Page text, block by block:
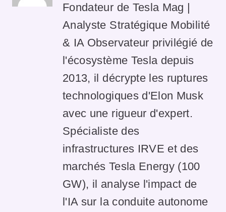
Fondateur de Tesla Mag |
Analyste Stratégique Mobilité
& IA Observateur privilégié de
l'écosystème Tesla depuis
2013, il décrypte les ruptures
technologiques d'Elon Musk
avec une rigueur d'expert.
Spécialiste des
infrastructures IRVE et des
marchés Tesla Energy (100
GW), il analyse l'impact de
l'IA sur la conduite autonome